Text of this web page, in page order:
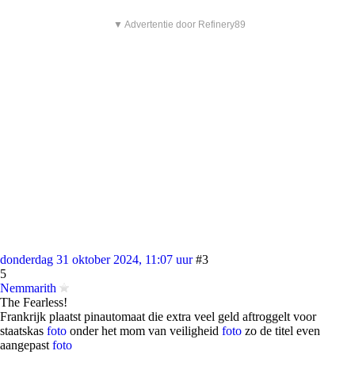
▼ Advertentie door Refinery89
donderdag 31 oktober 2024, 11:07 uur #3
5
Nemmarith
The Fearless!
Frankrijk plaatst pinautomaat die extra veel geld aftroggelt voor
staatskas foto onder het mom van veiligheid foto zo de titel even
aangepast foto